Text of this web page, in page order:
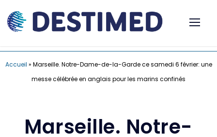
Accueil » Marseille. Notre-Dame-de-la-Garde ce samedi 6 février: une
messe célébrée en anglais pour les marins confinés
Marseille. Notre-